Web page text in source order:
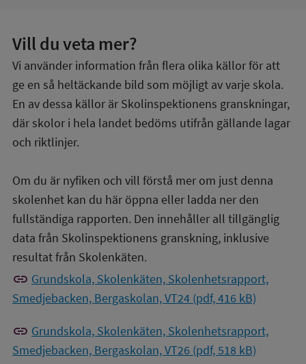
Vill du veta mer?
Vi använder information från flera olika källor för att
ge en så heltäckande bild som möjligt av varje skola.
En av dessa källor är Skolinspektionens granskningar,
där skolor i hela landet bedöms utifrån gällande lagar
och riktlinjer.
Om du är nyfiken och vill förstå mer om just denna
skolenhet kan du här öppna eller ladda ner den
fullständiga rapporten. Den innehåller all tillgänglig
data från Skolinspektionens granskning, inklusive
resultat från Skolenkäten.
link Grundskola, Skolenkäten, Skolenhetsrapport,
Smedjebacken, Bergaskolan, VT24 (pdf, 416 kB)
link Grundskola, Skolenkäten, Skolenhetsrapport,
Smedjebacken, Bergaskolan, VT26 (pdf, 518 kB)